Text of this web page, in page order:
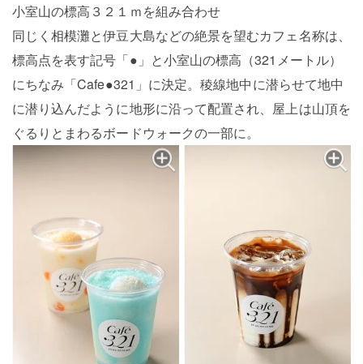
小室山の標高３２１ｍを組み合わせ
同じく相模灘と伊豆大島などの絶景を望むカフェ名称は、
標高点を表す記号「●」と小室山の標高（321メートル）
にちなみ「Cafe●321」に決定。稜線地中に潜らせて地中
に潜り込んだように地形に沿って配置され、屋上は山頂を
ぐるりとまわるボードウォークの一部に。